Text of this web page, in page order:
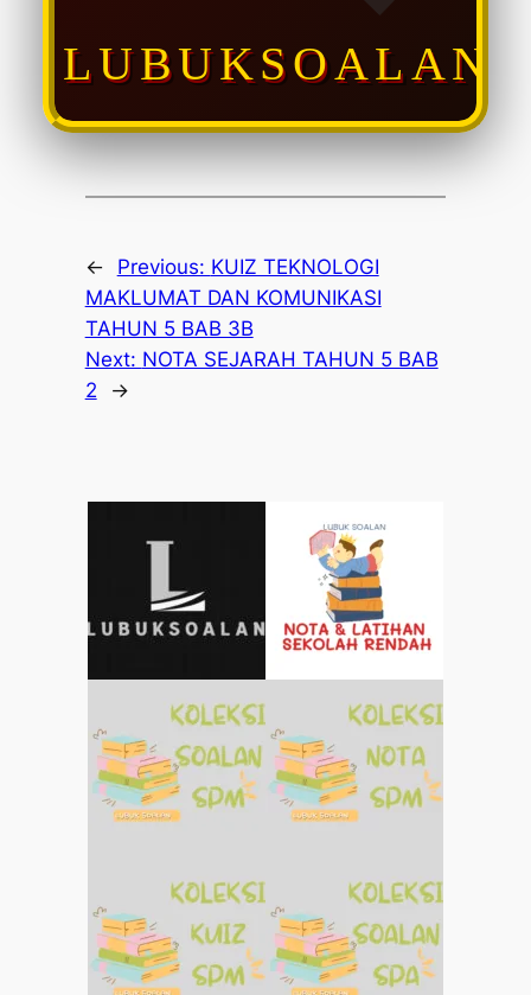
LUBUKSOALAN
← Previous: KUIZ TEKNOLOGI
MAKLUMAT DAN KOMUNIKASI
TAHUN 5 BAB 3B
Next: NOTA SEJARAH TAHUN 5 BAB
2
→